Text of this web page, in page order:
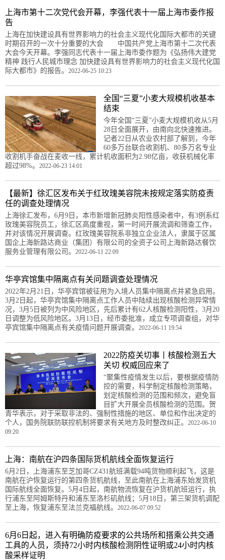
上海市第十二次党代会开幕，李强代表十一届上海市委作报
告
上海在加快建设具有世界影响力的社会主义现代化国际大都市的关键
时期召开的一次十分重要的大会 中国共产党上海市第十二次代表
大会今天开幕。李强同志代表十一届上海市委作题为《弘扬伟大建党
精神 践行人民城市理念 加快建设具有世界影响力的社会主义现代化国
际大都市》的报告。 2022-06-25 10:23
全国“三夏”小麦大规模机收基本
结束
今年全国“三夏”小麦大规模机收从5月
28日全面展开，由南向北快速推进。
记者22日从农业农村部了解到，今年
60多万台联合收割机、80多万名专业
收割机手奋战在麦收一线，累计机收面积为2.98亿亩，收获机械化率
超过98%。 2022-06-23 14:01
【最新】徐汇区发布关于红玫瑰美容院未按规定落实防疫责
任的调查处理情况
上海徐汇发布，6月9日，本市新增新冠肺炎阳性感染者中，有3例系红
玫瑰美容院员工，徐汇区高度重视，第一时间开展流调和筛查工作，
并对该情况开展调查。红玫瑰美容院系非独立企业法人，隶属于区属
国企上海新路达商业（集团）有限公司的全资子公司上海新路达餐饮
服务业管理有限公司。 2022-06-11 22:09
华亭宾馆集中隔离点有关问题调查处理情况
2022年2月21日，华亭宾馆被征用为入境人员集中隔离点并紧急启用。
3月2日起，华亭宾馆集中隔离点工作人员中陆续出现核酸检测异常情
况，3月5日被列为中风险地区，先后累计有62人核酸检测阳性，3月20
日调整为低风险地区。3月13日，经市委批准，成立专项调查组，对华
亭宾馆集中隔离点有关疫情问题开展调查。 2022-06-11 19:54
2022防疫关切事丨核酸检测五大
关切 权威回应来了
“聚集性疫情发生以后，要根据疫情防
控的需要，科学制定核酸检测策略，
划定核酸检测的范围和频次，避免盲
目扩大开展全员核酸检测的范围。贺
青华表示，对于采取非法的、强制性措施的地区、单位和作出决定的
个人，国务院联防联控机制将要求有关地方及时整改纠正。 2022-06-10
09:20
上海：南航在沪四条国际货机航线全面恢复运行
6月2日，上海浦东至芝加哥CZ431航班满载94吨货物顺利起飞，这是
南航在沪恢复运行的第四条货机航线，至此南航在上海浦东始发货机
国际航线全面恢复。5月4日起，南航物流恢复在沪货机航班运行，执
行浦东至阿姆斯特丹和浦东至洛杉矶航线；5月18日，第三架货机调配
至上海，恢复浦东至法兰克福航线。 2022-06-07 09:52
6月6日起，进入有明确防疫要求的公共场所和搭乘公共交通
工具的人员，须持72小时内核酸检测阴性证明或24小时内核
酸采样证明